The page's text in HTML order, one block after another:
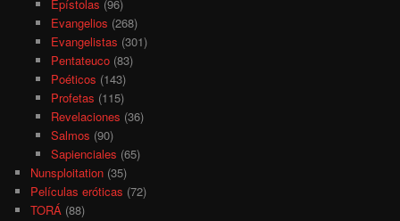
Epístolas (96)
Evangelios (268)
Evangelistas (301)
Pentateuco(83)
Poéticos (143)
Profetas (115)
Revelaciones (36)
Salmos (90)
Sapienciales (65)
Nunsploitation (35)
Películas eróticas (72)
TORÁ (88)